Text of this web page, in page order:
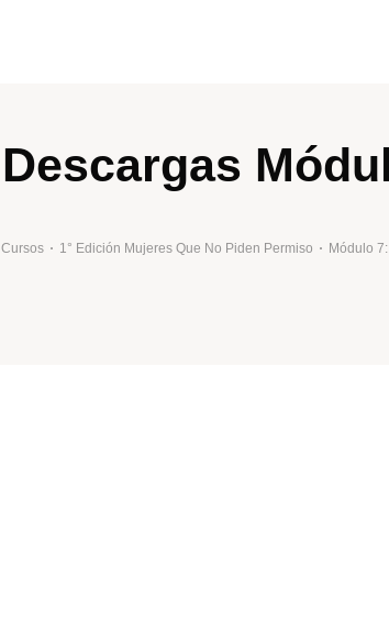
Descargas
Cursos 1° Edición Mujeres Que No Piden Permiso Módulo